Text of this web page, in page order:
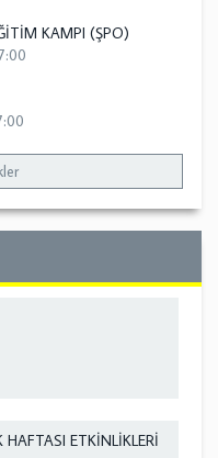
KAMPI (ŞPO)
ETKİNLİKLERİ